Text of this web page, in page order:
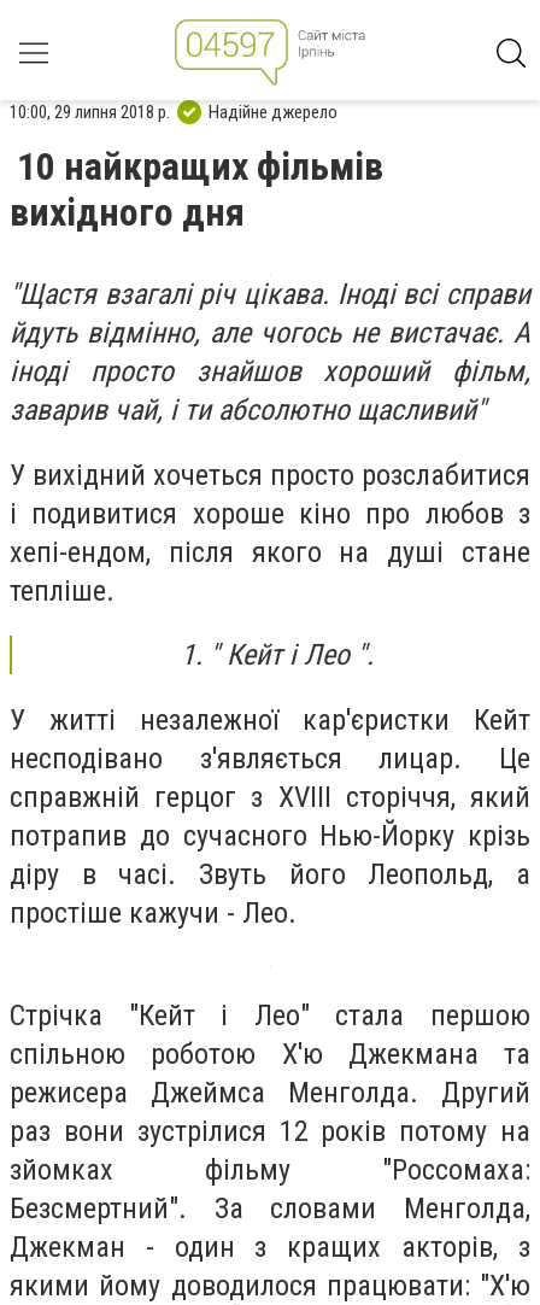
10:00, 29 липня 2018 р. Надійне джерело
10 найкращих фільмів
вихідного дня
"Щастя взагалі річ цікава. Іноді всі справи
йдуть відмінно, але чогось не вистачає. А
іноді просто знайшов хороший фільм,
заварив чай, і ти абсолютно щасливий"
У вихідний хочеться просто розслабитися
і подивитися хороше кіно про любов з
хепі-ендом, після якого на душі стане
тепліше.
1. " Кейт і Лео ".
У житті незалежної кар'єристки Кейт
несподівано з'являється лицар. Це
справжній герцог з XVIII сторіччя, який
потрапив до сучасного Нью-Йорку крізь
діру в часі. Звуть його Леопольд, а
простіше кажучи - Лео.
Стрічка "Кейт і Лео" стала першою
спільною роботою Х'ю Джекмана та
режисера Джеймса Менголда. Другий
раз вони зустрілися 12 років потому на
зйомках фільму "Россомаха:
Безсмертний". За словами Менголда,
Джекман - один з кращих акторів, з
якими йому доводилося працювати: "Х'ю